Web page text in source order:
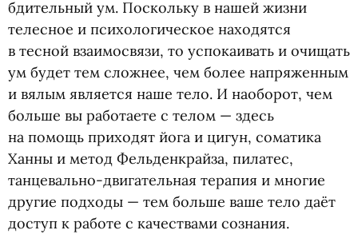
бдительный ум. Поскольку в нашей жизни
телесное и психологическое находятся
в тесной взаимосвязи, то успокаивать и очищать
ум будет тем сложнее, чем более напряженным
и вялым является наше тело. И наоборот, чем
больше вы работаете с телом — здесь
на помощь приходят йога и цигун, соматика
Ханны и метод Фельденкрайза, пилатес,
танцевально-двигательная терапия и многие
другие подходы — тем больше ваше тело даёт
доступ к работе с качествами сознания.